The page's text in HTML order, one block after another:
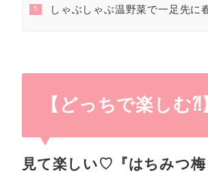
5 しゃぶしゃぶ温野菜で一足先に
【どっちで楽しむ
見て楽しい♡『はちみつ梅